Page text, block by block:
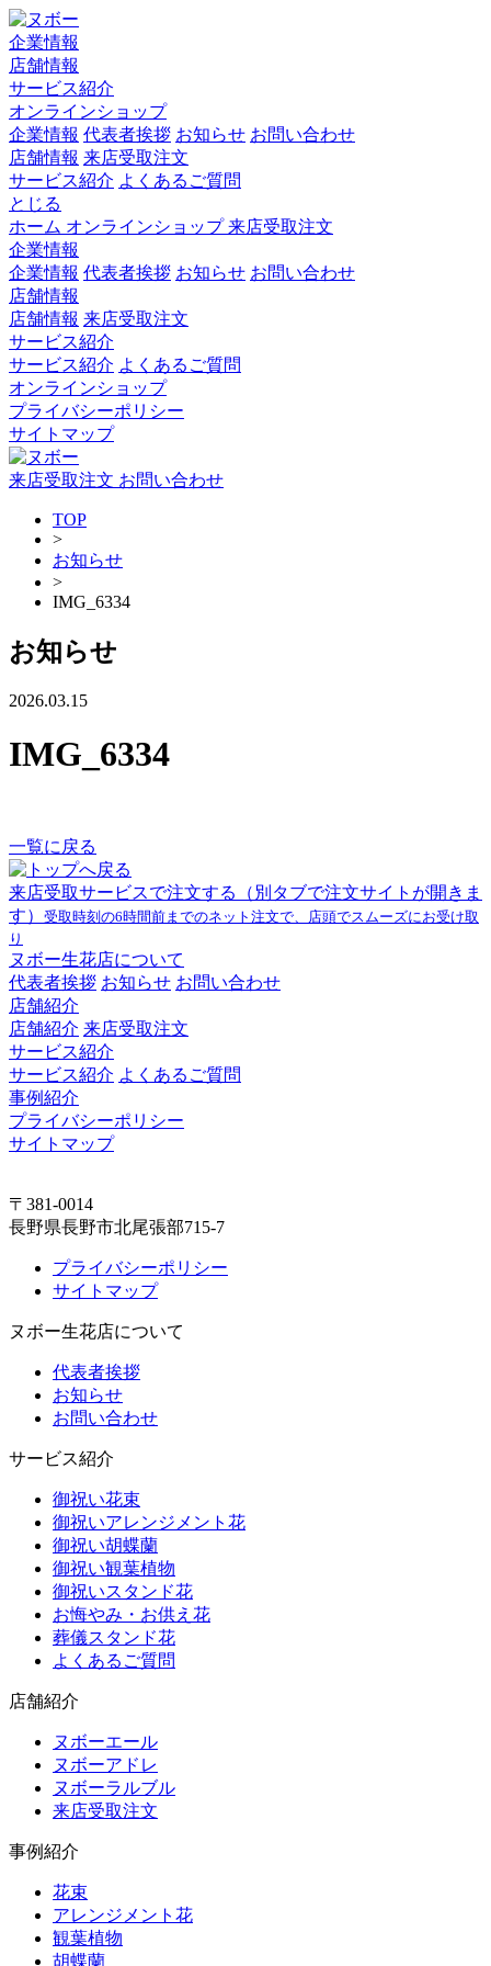
企業情報
店舗情報
サービス紹介
オンラインショップ
企業情報 代表者挨拶 お知らせ お問い合わせ
店舗情報 来店受取注文
サービス紹介 よくあるご質問
とじる
ホーム オンラインショップ来店受取注文
企業情報
企業情報 代表者挨拶 お知らせ お問い合わせ
店舗情報
店舗情報 来店受取注文
サービス紹介
サービス紹介 よくあるご質問
オンラインショップ
プライバシーポリシー
サイトマップ
来店受取注文 お問い合わせ
TOP
>
お知らせ
>
IMG_6334
お知らせ
2026.03.15
IMG_6334
一覧に戻る
来店受取サービスで注文する
（別タブで注文サイトが開きま
す） 受取時刻の6時間前までのネット注文で、店頭でスムーズにお受け取
り
ヌボー生花店について
代表者挨拶 お知らせ お問い合わせ
店舗紹介
店舗紹介 来店受取注文
サービス紹介
サービス紹介 よくあるご質問
事例紹介
プライバシーポリシー
サイトマップ
〒381-0014
長野県長野市北尾張部715-7
プライバシーポリシー
サイトマップ
ヌボー生花店について
代表者挨拶
お知らせ
お問い合わせ
サービス紹介
御祝い花束
御祝いアレンジメント花
御祝い胡蝶蘭
御祝い観葉植物
御祝いスタンド花
お悔やみ・お供え花
葬儀スタンド花
よくあるご質問
店舗紹介
ヌボーエール
ヌボーアドレ
ヌボーラルブル
来店受取注文
事例紹介
花束
アレンジメント花
観葉植物
胡蝶蘭